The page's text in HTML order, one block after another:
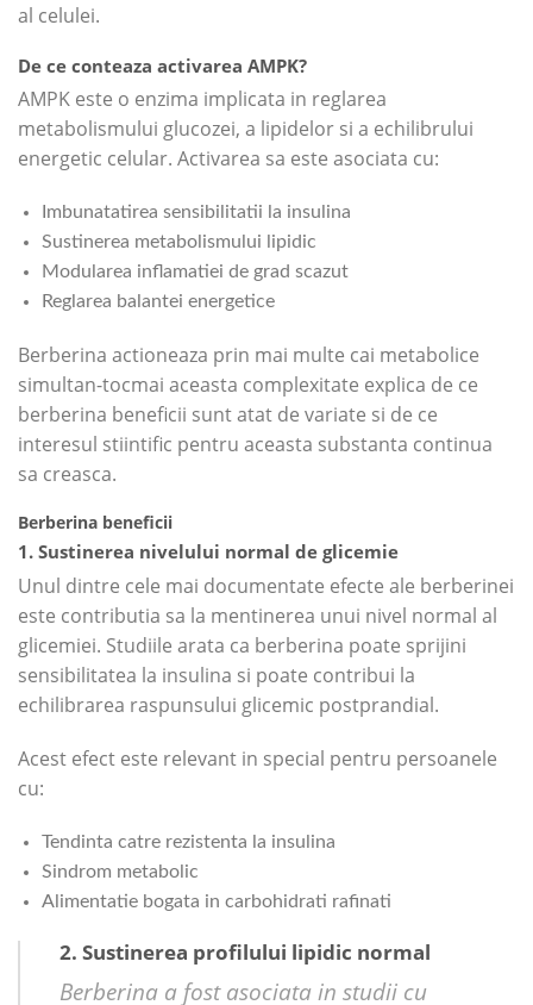
al celulei.
De ce conteaza activarea AMPK?
AMPK este o enzima implicata in reglarea
metabolismului glucozei, a lipidelor si a echilibrului
energetic celular. Activarea sa este asociata cu:
Imbunatatirea sensibilitatii la insulina
Sustinerea metabolismului lipidic
Modularea inflamatiei de grad scazut
Reglarea balantei energetice
Berberina actioneaza prin mai multe cai metabolice
simultan-tocmai aceasta complexitate explica de ce
berberina beneficii sunt atat de variate si de ce
interesul stiintific pentru aceasta substanta continua
sa creasca.
Berberina beneficii
1. Sustinerea nivelului normal de glicemie
Unul dintre cele mai documentate efecte ale berberinei
este contributia sa la mentinerea unui nivel normal al
glicemiei. Studiile arata ca berberina poate sprijini
sensibilitatea la insulina si poate contribui la
echilibrarea raspunsului glicemic postprandial.
Acest efect este relevant in special pentru persoanele
cu:
Tendinta catre rezistenta la insulina
Sindrom metabolic
Alimentatie bogata in carbohidrati rafinati
2. Sustinerea profilului lipidic normal
Berberina a fost asociata in studii cu